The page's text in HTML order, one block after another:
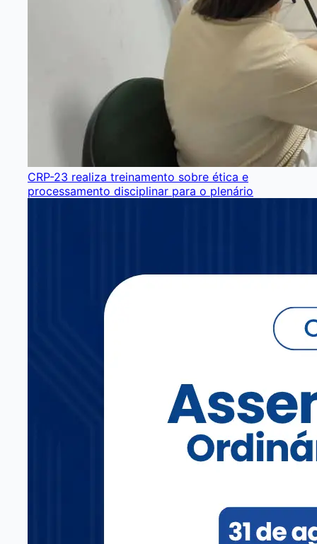
CRP-23 realiza treinamento sobre ética e
processamento disciplinar para o plenário